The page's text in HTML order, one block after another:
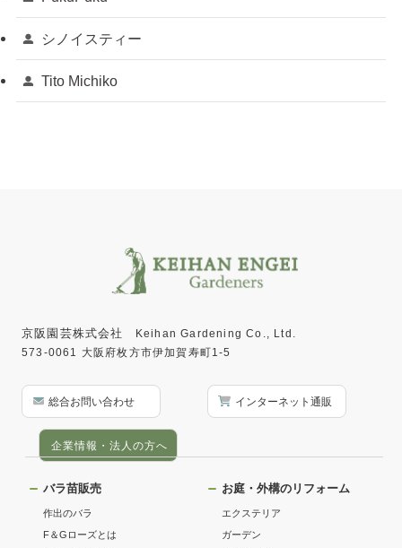
シノイスティー
Tito Michiko
京阪園芸株式会社
Keihan Gardening Co., Ltd.
573-0061 大阪府枚方市伊加賀寿町1-5
総合お問い合わせ インターネット通販
企業情報・法人の方へ
バラ苗販売
作出のバラ
F＆Gローズとは
お庭・外構のリフォーム
エクステリア
ガーデン